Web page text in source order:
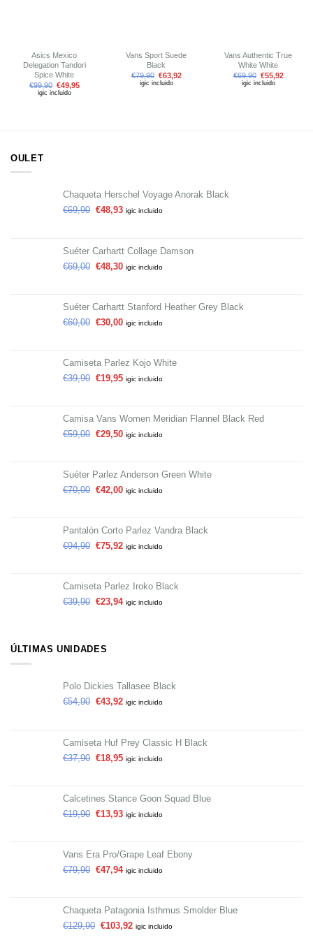
Asics Mexico
Delegation Tandori
Spice White
€99,90 €49,95
igic incluido
Vans Sport Suede
Black
€79,90 €63,92
igic incluido
Vans Authentic True
White White
€69,90 €55,92
igic incluido
OULET
Chaqueta Herschel Voyage Anorak Black
€69,90 €48,93 igic incluido
Suéter Carhartt Collage Damson
€69,00 €48,30 igic incluido
Suéter Carhartt Stanford Heather Grey Black
€60,00 €30,00 igic incluido
Camiseta Parlez Kojo White
€39,90 €19,95 igic incluido
Camisa Vans Women Meridian Flannel Black Red
€59,00 €29,50 igic incluido
Suéter Parlez Anderson Green White
€70,00 €42,00 igic incluido
Pantalón Corto Parlez Vandra Black
€94,90 €75,92 igic incluido
Camiseta Parlez Iroko Black
€39,90 €23,94 igic incluido
ÚLTIMAS UNIDADES
Polo Dickies Tallasee Black
€54,90 €43,92 igic incluido
Camiseta Huf Prey Classic H Black
€37,90 €18,95 igic incluido
Calcetines Stance Goon Squad Blue
€19,90 €13,93 igic incluido
Vans Era Pro/Grape Leaf Ebony
€79,90 €47,94 igic incluido
Chaqueta Patagonia Isthmus Smolder Blue
€129,90 €103,92 igic incluido